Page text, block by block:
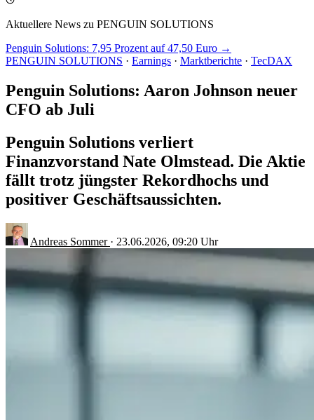
Aktuellere News zu PENGUIN SOLUTIONS
Penguin Solutions: 7,95 Prozent auf 47,50 Euro →
PENGUIN SOLUTIONS · Earnings · Marktberichte · TecDAX
Penguin Solutions: Aaron Johnson neuer
CFO ab Juli
Penguin Solutions verliert
Finanzvorstand Nate Olmstead. Die Aktie
fällt trotz jüngster Rekordhochs und
positiver Geschäftsaussichten.
Andreas Sommer · 23.06.2026, 09:20 Uhr